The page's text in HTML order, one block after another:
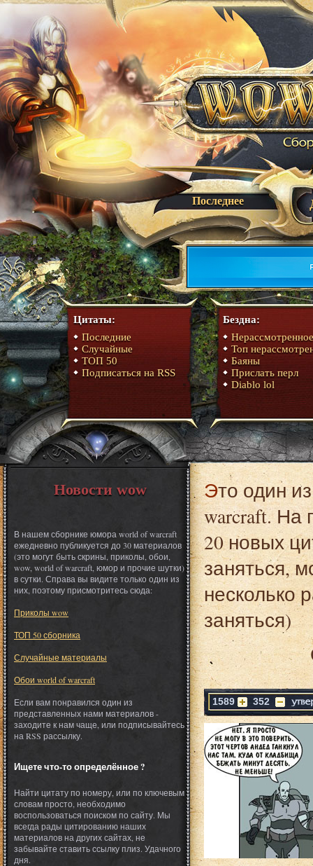
Последнее
Цитаты:
Последние
Случайные
ТОП 50
Подписаться на RSS
Бездна:
Нерассмотренное
Топ
Баяны
Прислать перл
Diablo lol
Новости wow
В нашем сборнике юмора world of warcraft
ежедневно публикуется до 30 материалов
(это могут быть скрины, приколы, обои,
wow, world of warcraft, юмор и прочие шутки)
в сутки. Справа вы видите только один из
них, поэтому присмотритесь сюда:
Приколы wow
ТОП 50 сборника
Случайные материалы
Обои world of warcraft
Если вам понравился один из
представленных нами материалов -
заходите к нам чаще, или подписывайтесь
на RSS рассылку.
Ищете что-то определённое ?
Найти цитату по номеру, или по ключевым
словам просто, необходимо
воспользоваться поиском по сайту. Мы
всегда рады цитированию наших
материалов на других сайтах, не
забывайте ставить ссылку плиз. Удачного
дня.
Это один из материалов сборника юмора World of
warcraft. На
20 новых
заняться,
несколько
заняться)
1589 352